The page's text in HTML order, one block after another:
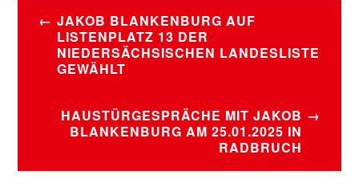
BEITRAGSNAVIGATION
JAKOB BLANKENBURG AUF
LISTENPLATZ 13 DER
NIEDERSÄCHSISCHEN LANDESLISTE
GEWÄHLT
HAUSTÜRGESPRÄCHE MIT JAKOB
BLANKENBURG AM 25.01.2025 IN
RADBRUCH